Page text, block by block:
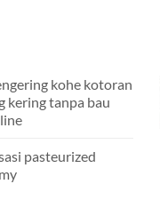
kohe kotoran
kering tanpa bau
pasteurized